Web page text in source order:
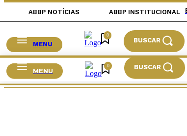
ABBP NOTÍCIAS ABBP INSTITUCIONAL
MENU
0
BUSCAR
HOME CIDADES BRASIL MUNDO
MENU
0 BUSCAR